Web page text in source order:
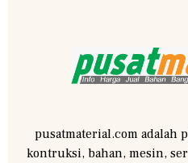
pusatmaterial.com adalah
kontruksi, bahan, mesin,